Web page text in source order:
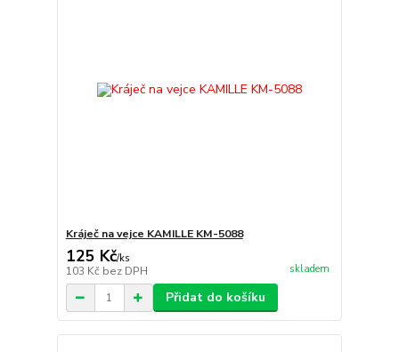
Kráječ na vejce KAMILLE KM-5088
125 Kč/ks
103 Kč bez DPH skladem
Přidat do košíku